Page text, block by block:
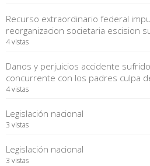
Recurso extraordinario federal
reorganizacion societaria escision
4 vistas
Danos y perjuicios accidente
concurrente con los padres culpa
4 vistas
Legislación nacional
3 vistas
Legislación nacional
3 vistas